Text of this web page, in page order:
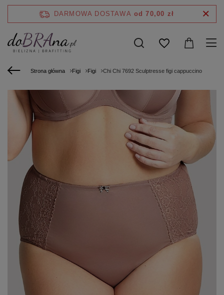
DARMOWA DOSTAWA od 70,00 zł
Strona główna Figi Figi Chi Chi 7692 Sculptresse figi cappuccino